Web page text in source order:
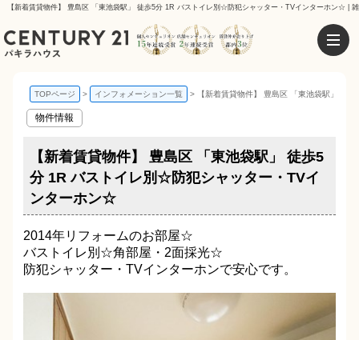
【新着賃貸物件】 豊島区 「東池袋駅」 徒歩5分 1R バストイレ別☆防犯シャッター・TVインターホン☆ |
TOPページ インフォメーション一覧 【新着賃貸物件】 豊島区 「東池袋駅」 徒
物件情報
【新着賃貸物件】 豊島区 「東池袋駅」 徒歩5
分 1R バストイレ別☆防犯シャッター・TVイ
ンターホン☆
2014年リフォームのお部屋☆
バストイレ別☆角部屋・2面採光☆
防犯シャッター・TVインターホンで安心です。